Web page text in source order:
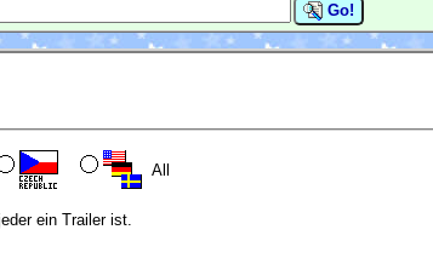
Go!
All
ein Trailer ist.